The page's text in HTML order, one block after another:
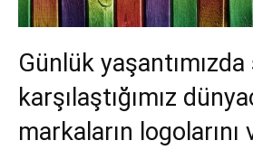
Günlük yaşantımızda
karşılaştığımız
markaların logolarını